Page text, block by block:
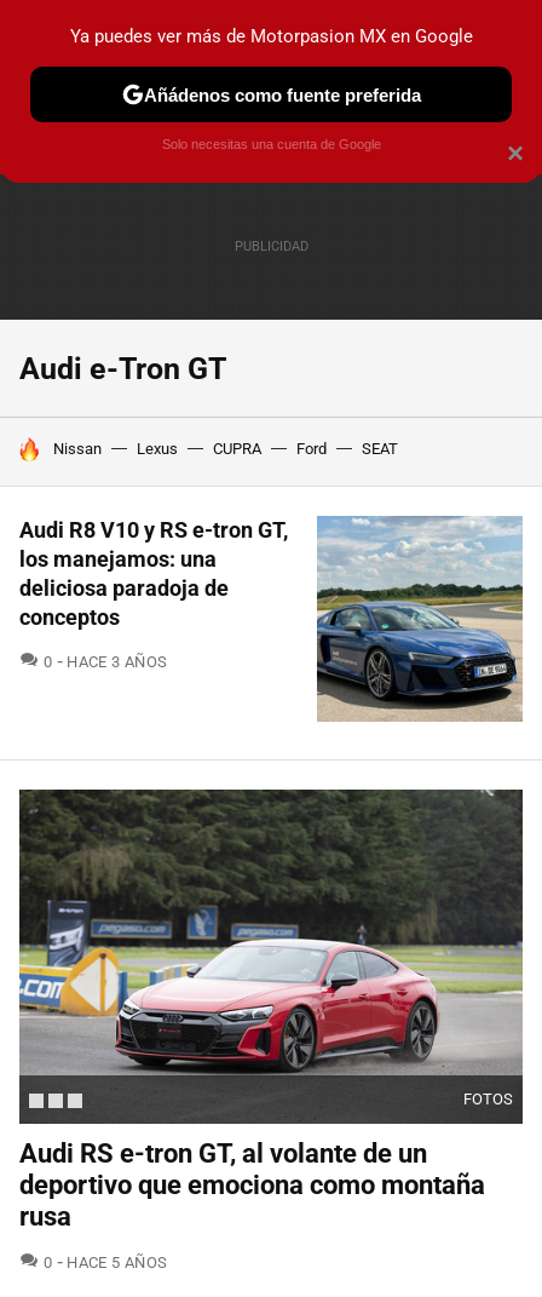
PRUEBAS INDUSTRIA HOY NO CIRCULA
Audi e-Tron GT
HOY SE HABLA DE
Nissan Lexus CUPRA Ford SEAT
Audi R8 V10 y RS e-tron GT,
los manejamos: una
deliciosa paradoja de
conceptos
0 COMENTARIOS
HACE 3 AÑOS
FOTOS
Audi RS e-tron GT, al volante de un
deportivo que emociona como montaña
rusa
0 COMENTARIOS
HACE 5 AÑOS
×
Ya puedes ver más de Motorpasion MX en Google
Añádenos como fuente preferida
Solo necesitas una cuenta de Google